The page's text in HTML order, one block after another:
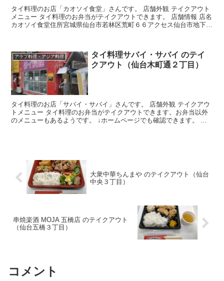
タイ料理のお店「カオソイ食堂」さんです。 店舗外観 テイクアウト
メニュー タイ料理のお弁当がテイクアウトできます。 店舗情報 店名
カオソイ食堂住所宮城県仙台市若林区荒町６６アクセス仙台市地下鉄
アラブ料理・アジア料理
タイ料理サバイ・サバイ のテイ
クアウト（仙台木町通２丁目）
タイ料理のお店「サバイ・サバイ」さんです。 店舗外観 テイクアウ
トメニュー タイ料理のお弁当がテイクアウトできます。お弁当以外
のメニューもあるようです。 ↓ホームページでも確認できます。 店
大衆中華ちんまや のテイクアウト（仙台
中央３丁目）
串焼楽酒 MOJA 五橋店 のテイクアウト
（仙台五橋３丁目）
コメント